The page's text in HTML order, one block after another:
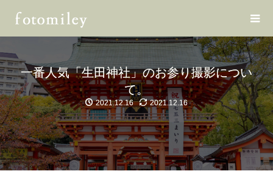
一番人気「生田神社」のお参り撮影につい
て。
2021.12.16 2021.12.16